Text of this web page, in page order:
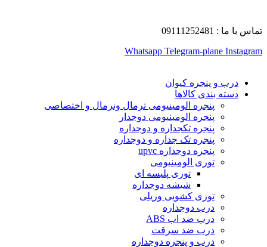
تماس با ما : 09111252481
Whatsapp Telegram-plane Instagram
درب و پنجره کیوان
دسته بندی کالاها
پنجره الومینیومی ترمال ونرمال و اختصاصی
پنجره الومینیومی دوجدار
پنجره تکجداره و دوجداره
پنجره تک جداره و دوجداره
پنجره دوجداره upvc
توری الومینیومی
توری پلیسه ای
شیشه دوجداره
توری کشویی وریلی
درب دوجداره
درب ضد اب ABS
درب ضد سرقت
درب و پنجره دوجداره